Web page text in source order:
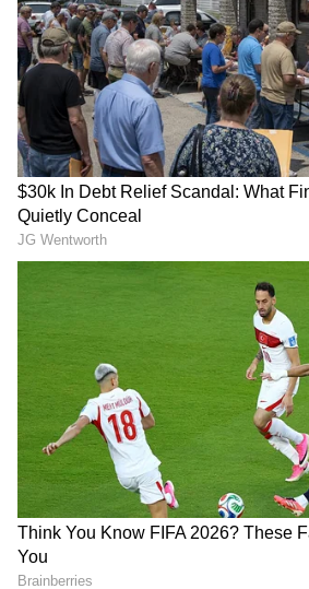
వాట్సాప్‌ను లేటెస్ట్ వెర్షన్‌కి అప్‌డేట్
డేటా సురక్షితంగా ఉంటుందని ఎవరైనా
DOWNLOAD APP
RECOMMENDED STORIES